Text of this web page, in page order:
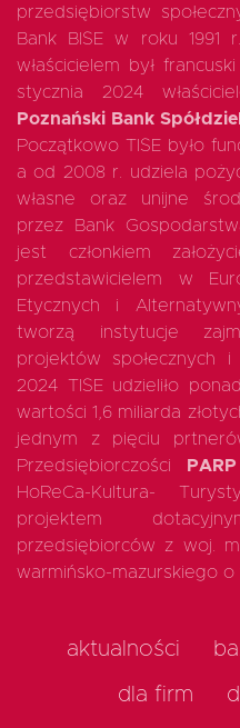
przedsiębiorstw
Bank BISE w roku 1991
właścicielem był
stycznia 2024
Poznański Bank
Początkowo TISE było
a od 2008 r. udziela
własne oraz unijne
przez Bank
jest członkiem
przedstawicielem w
Etycznych i
tworzą instytucje
projektów społecznych
2024 TISE udzieliło
wartości 1,6 miliarda
jednym z pięciu
Przedsiębiorczości
PARP
HoReCa-Kultura-
projektem
przedsiębiorców z woj.
warmińsko-mazurskiego o
aktualności
dla firm